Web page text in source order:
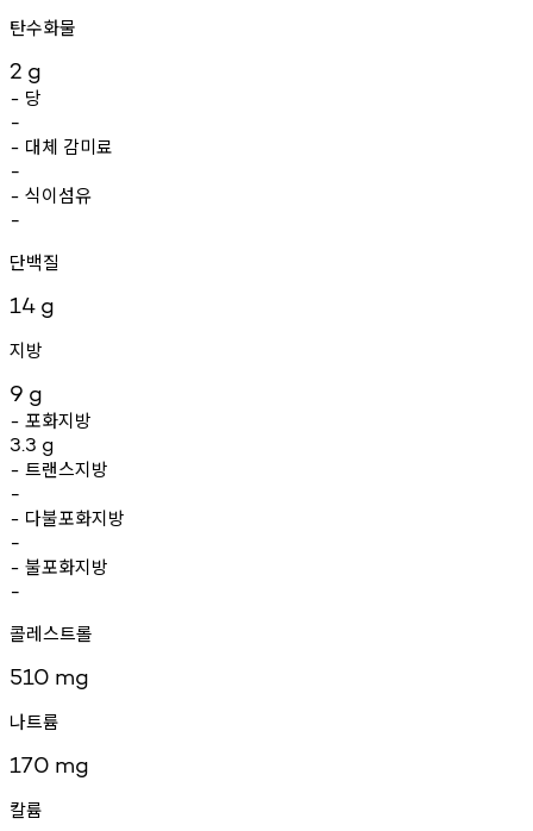
탄수화물
2 g
- 당
-
- 대체 감미료
-
- 식이섬유
-
단백질
14 g
지방
9 g
- 포화지방
3.3 g
- 트랜스지방
-
- 다불포화지방
-
- 불포화지방
-
콜레스트롤
510 mg
나트륨
170 mg
칼륨